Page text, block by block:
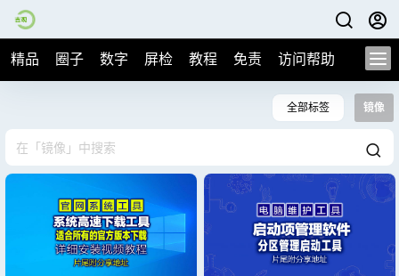
精品 圈子 数字 屏检 教程 免责 访问帮助
全部标签 镜像